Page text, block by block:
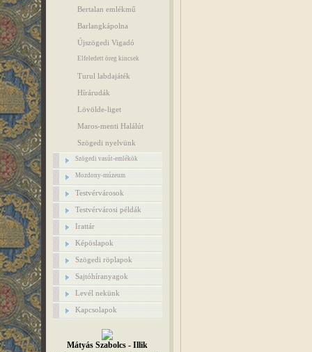
Bertalan emlékmű
Barlangkápolna
Újszögedi Vigadó
Elfeledett öreg kincsek
Turul labdajáték
Hírárudák
Lövölde-liget
Maros-menti Halálút
Szögedi nyelvünk
Szögedi vasút-emlékök
Mozdony-múzeum
Testvérvárosok
Testvérvárosi példák
Irattár
Képöslapok
Szögedi röplapok
Sajtóhíranyagok
Levél nekünk
Kapcsolapok
Mátyás Szabolcs - Illik